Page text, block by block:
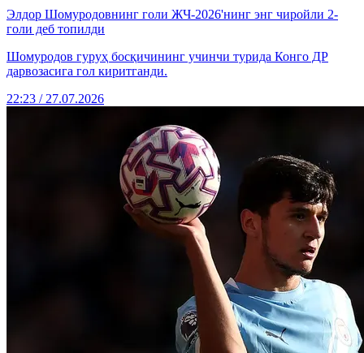
Элдор Шомуродовнинг голи ЖЧ-2026'нинг энг чиройли 2-
голи деб топилди
Шомуродов гуруҳ босқичининг учинчи турида Конго ДР
дарвозасига гол киритганди.
22:23 / 27.07.2026